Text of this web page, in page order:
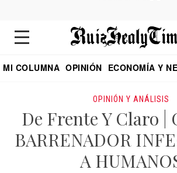
MI COLUMNA OPINIÓN ECONOMÍA Y
OPINIÓN Y ANÁLISIS
De Frente Y Claro |
BARRENADOR
A